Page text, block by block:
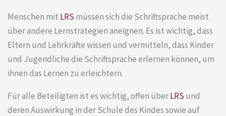
Menschen mit LRS müssen sich die Schriftsprache meist
über andere Lernstrategien aneignen. Es ist wichtig, dass
Eltern und Lehrkräfte wissen und vermitteln, dass Kinder
und Jugendliche die Schriftsprache erlernen können, um
ihnen das Lernen zu erleichtern.
Für alle Beteiligten ist es wichtig, offen überLRS und
deren Auswirkung in der Schule des Kindes sowie auf